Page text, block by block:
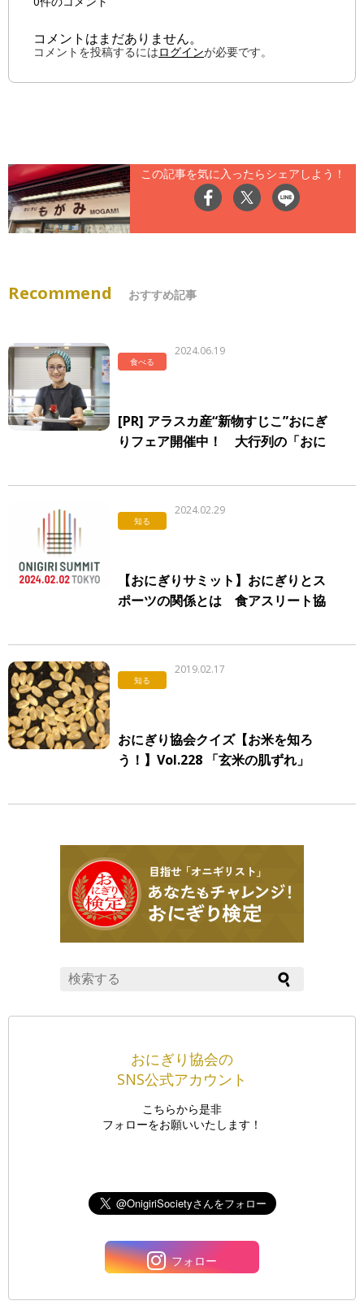
コメントはまだありません。
コメントを投稿するにはログインが必要です。
この記事を気に入ったらシェアしよう！
Recommend おすすめ記事
食べる
2024.06.19
[PR] アラスカ産“新物すじこ”おにぎ
りフェア開催中！ 大行列の「おに
知る
2024.02.29
【おにぎりサミット】おにぎりとス
ポーツの関係とは 食アスリート協
懐の深さ
知る
2019.02.17
おにぎり協会クイズ【お米を知ろ
う！】Vol.228 「玄米の肌ずれ」
おにぎり協会の
SNS公式アカウント
こちらから是非
フォローをお願いいたします！
フォロー